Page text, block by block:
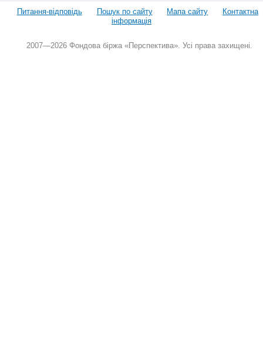
Питання-відповідь Пошук по сайту Мапа сайту
Контактна
інформація
2007—2026 Фондова біржа «Перспектива». Усі права захищені.